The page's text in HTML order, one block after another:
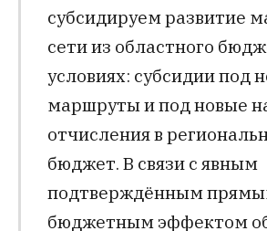
субсидируем развитие
сети из областного
условиях: субсидии под
маршруты и под новые
отчисления в
бюджет. В связи с явным
подтверждённым
бюджетным эффектом